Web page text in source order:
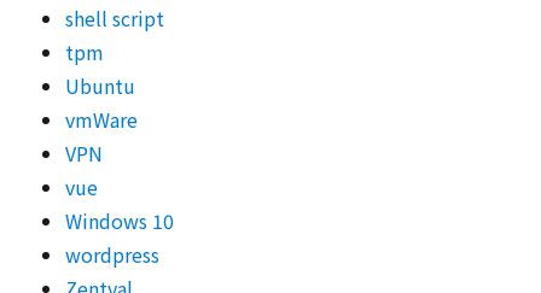
shell script
tpm
Ubuntu
vmWare
VPN
vue
Windows 10
wordpress